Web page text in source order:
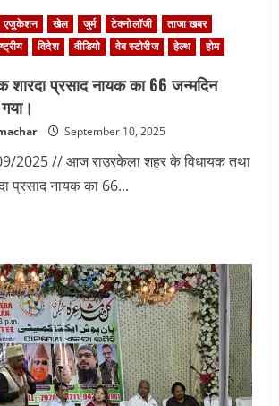
एजुकेशन खेल जुर्म टेक्नोलॉजी
ताजा खबर
विदेश वीडियो वेब स्टोरीज हेल्थ होम
शारदा प्रसाद नायक का 66 जन्मदिन
September 10, 2025
2025 // आज राउरकेला शहर के विधायक तथा
प्रसाद नायक का 66...